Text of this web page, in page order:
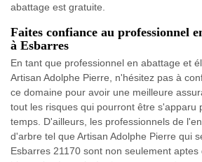
abattage est gratuite.
Faites confiance au professionnel
à Esbarres
En tant que professionnel en abattage et
Artisan Adolphe Pierre, n'hésitez pas à
ce domaine pour avoir une meilleure
tout les risques qui pourront être s'apparu
temps. D'ailleurs, les professionnels de
d'arbre tel que Artisan Adolphe Pierre qui
Esbarres 21170 sont non seulement